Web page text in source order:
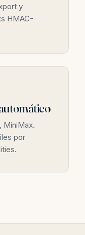
y
HMAC-
MiniMax.
por